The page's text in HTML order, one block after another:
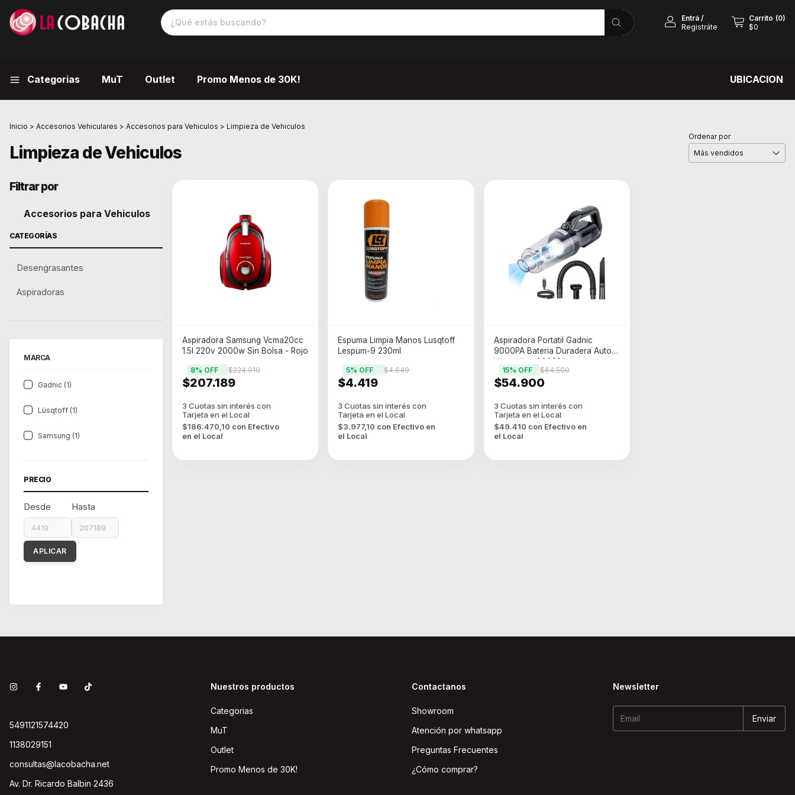
Entrá/
Registráte
Carrito (0)
$0
Categorias MuT Outlet Promo Menos de 30K! UBICACION
Inicio > Accesorios Vehiculares > Accesorios para Vehiculos > Limpieza de Vehiculos
Limpieza de Vehiculos
Ordenar por
Filtrar por
Accesorios para Vehiculos
CATEGORÍAS
Desengrasantes
Aspiradoras
MARCA
Gadnic (1)
Lüsqtoff (1)
Samsung (1)
PRECIO
Desde Hasta
APLICAR
Aspiradora Samsung Vcma20cc
1.5l 220v 2000w Sin Bolsa - Rojo
$207.189
$224.910
8% OFF
$186.470,10 con Efectivo
en el Local
Espuma Limpia Manos Lusqtoff
Lespum-9 230ml
$4.419
$4.649
5% OFF
$3.977,10 con Efectivo en
el Local
Aspiradora Portatil Gadnic
9000PA Bateria Duradera Auto
Hogar (asp00032 )
$54.900
$64.500
15% OFF
$49.410 con Efectivo en
el Local
5491121574420
1138029151
consultas@lacobacha.net
Av. Dr. Ricardo Balbin 2436
Nuestros productos
Categorias
MuT
Outlet
Promo Menos de 30K!
Contactanos
Showroom
Atención por whatsapp
Preguntas Frecuentes
¿Cómo comprar?
Newsletter